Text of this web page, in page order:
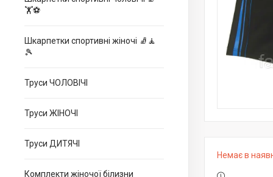
🏋⚽
Шкарпетки спортивні жіночі 🧦🧘
🎾
Труси ЧОЛОВІЧІ
Труси ЖІНОЧІ
Труси ДИТЯЧІ
Комплекти жіночої білизни
Немає в